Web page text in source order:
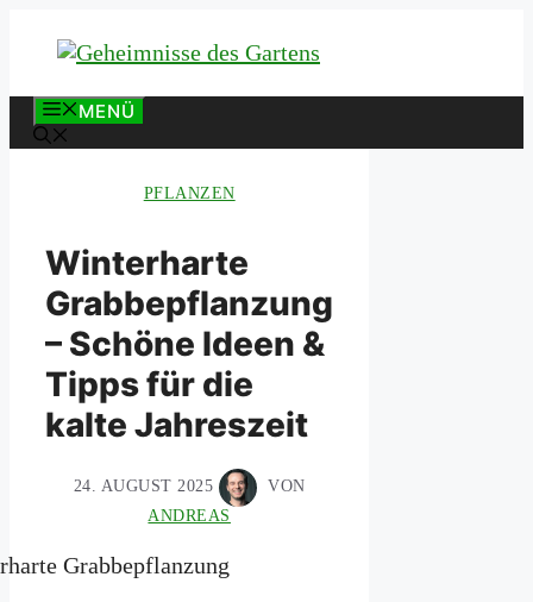
Inhalt
MENÜ
PFLANZEN
Winterharte
Grabbepflanzung
– Schöne Ideen &
Tipps für die
kalte Jahreszeit
24. AUGUST 2025
VON
ANDREAS